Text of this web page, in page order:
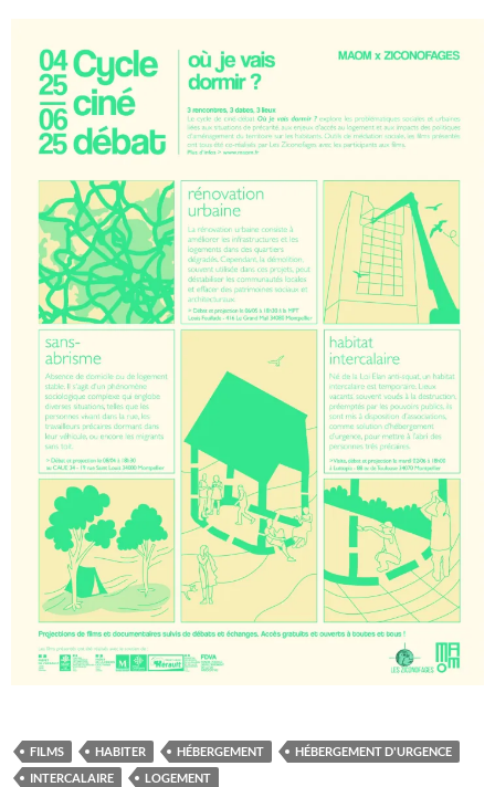
FILMS HABITER HÉBERGEMENT
HÉBERGEMENT D'URGENCE
INTERCALAIRE
LOGEMENT